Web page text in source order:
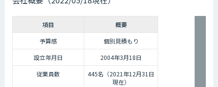
項目
概要
予算感
個別見積もり
設立年月日
2004年3月18日
従業員数
445名（2021年12月31日
現在）